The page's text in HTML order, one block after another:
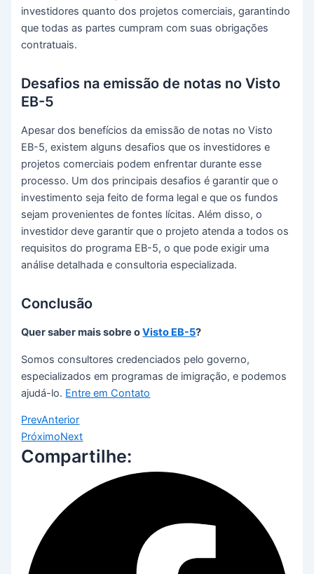
investidores quanto dos projetos comerciais, garantindo
que todas as partes cumpram com suas obrigações
contratuais.
Desafios na emissão de notas no Visto
EB-5
Apesar dos benefícios da emissão de notas no Visto
EB-5, existem alguns desafios que os investidores e
projetos comerciais podem enfrentar durante esse
processo. Um dos principais desafios é garantir que o
investimento seja feito de forma legal e que os fundos
sejam provenientes de fontes lícitas. Além disso, o
investidor deve garantir que o projeto atenda a todos os
requisitos do programa EB-5, o que pode exigir uma
análise detalhada e consultoria especializada.
Conclusão
Quer saber mais sobre oVisto EB-5?
Somos consultores credenciados pelo governo,
especializados em programas de imigração, e podemos
ajudá-lo. Entre em Contato
PrevAnterior
PróximoNext
Compartilhe: